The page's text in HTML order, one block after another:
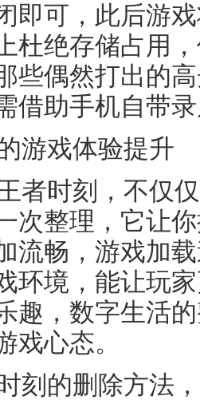
即可，此后游
杜绝存储占用
些偶然打出的
借助手机自带
游戏体验提升
者时刻，不仅
次整理，它让
流畅，游戏加
环境，能让玩
趣，数字生活
戏心态。
刻的删除方法